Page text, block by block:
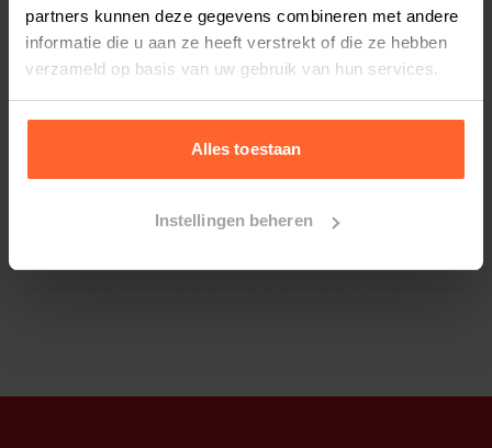
partners kunnen deze gegevens combineren met andere
informatie die u aan ze heeft verstrekt of die ze hebben
verzameld op basis van uw gebruik van hun services.
Alles toestaan
Instellingen beheren
teunisbloemolie 1%.
2 weken
6 weken
Elke
8 weken
Elke
10 weken
Elke
12 weken
Bestelherinnering instellen